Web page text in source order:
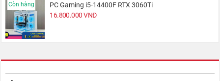
PC Gaming i5-14400F RTX 3060Ti
Còn hàng
16.800.000VNĐ